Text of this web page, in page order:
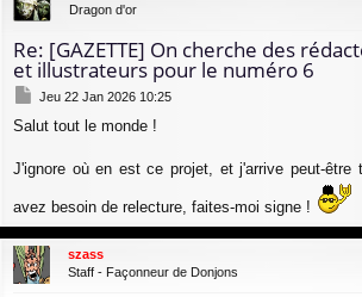
Dragon d'or
Re: [GAZETTE] On cherche des
et illustrateurs pour le numéro 6
M
s
a
Jeu 22 Jan 2026 10:25
Salut tout le monde !
J'ignore où en est ce projet, et j'arrive peut-être
avez besoin de relecture, faites-moi signe !
szass
Staff - Façonneur de Donjons